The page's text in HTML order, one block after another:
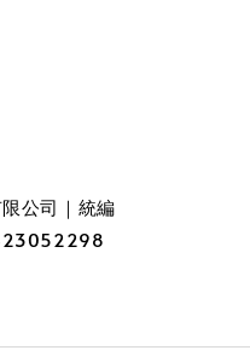
公司｜統編
23052298